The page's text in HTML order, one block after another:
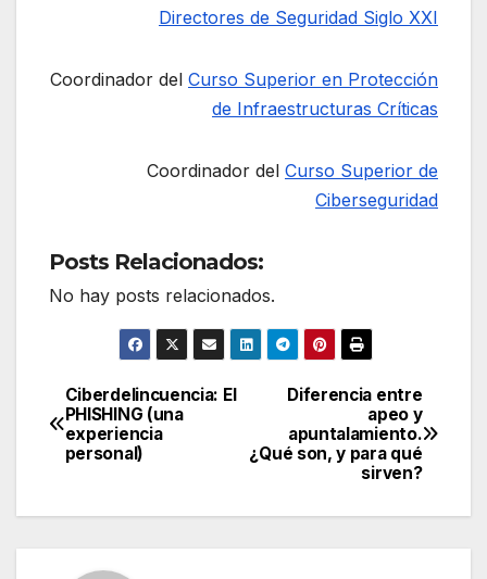
Directores de Seguridad Siglo XXI
Coordinador del Curso Superior en Protección
de Infraestructuras Críticas
Coordinador del Curso Superior de
Ciberseguridad
Posts Relacionados:
No hay posts relacionados.
Navegación
de
Diferencia entre
apeo y
apuntalamiento.
¿Qué son, y para qué
sirven?
Ciberdelincuencia: El
PHISHING (una
experiencia
personal)